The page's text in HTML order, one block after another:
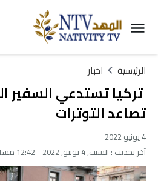
الرئيسية اخبار
تركيا تستدعي السفير
تصاعد التوترات
4 يونيو 2022
آخر تحديث : السبت, 4 يونيو, 2022 - 12:42 مساءً